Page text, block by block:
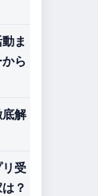
ま
ら
解
リ受
？